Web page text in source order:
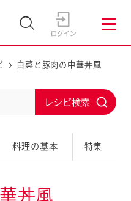
白菜と豚肉の中華丼風
料理の基本 特集
b
丼風